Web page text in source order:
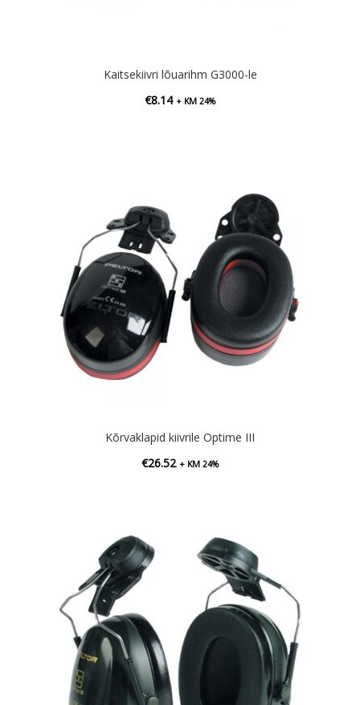
Kaitsekiivri lõuarihm G3000-le
€8.14 + KM 24%
Kõrvaklapid kiivrile Optime III
€26.52 + KM 24%